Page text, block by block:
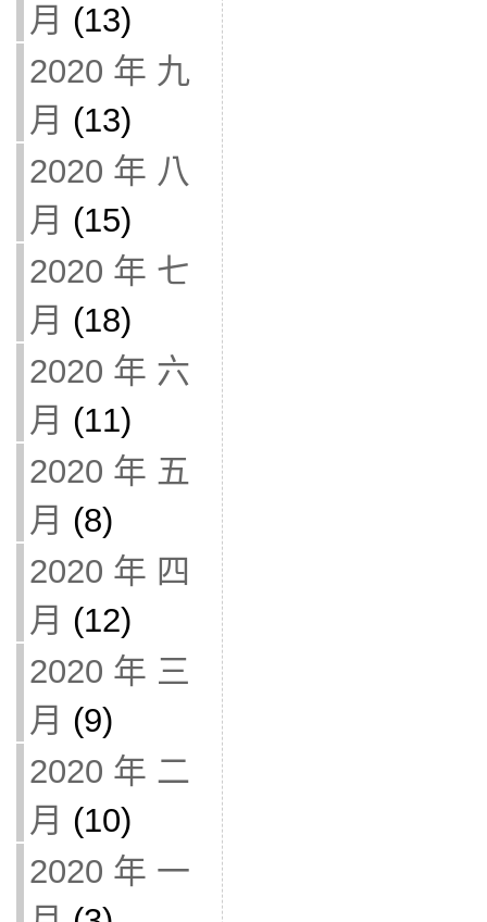
月 (13)
2020 年 九
月 (13)
2020 年 八
月 (15)
2020 年 七
月 (18)
2020 年 六
月 (11)
2020 年 五
月 (8)
2020 年 四
月 (12)
2020 年 三
月 (9)
2020 年 二
月 (10)
2020 年 一